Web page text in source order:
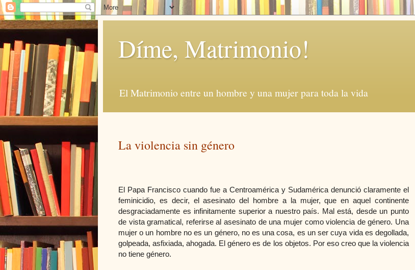
Díme, Matrimonio!
El Matrimonio entre un hombre y una mujer para toda la vida
La violencia sin género
El Papa Francisco cuando fue a Centroamérica y Sudamérica denunció claramente el
feminicidio, es decir, el asesinato del hombre a la mujer, que en aquel continente
desgraciadamente es infinitamente superior a nuestro país. Mal está, desde un punto
de vista gramatical, referirse al asesinato de una mujer como violencia de género. Una
mujer o un hombre no es un género, no es una cosa, es un ser cuya vida es degollada,
golpeada, asfixiada, ahogada. El género es de los objetos. Por eso creo que la violencia
no tiene género.